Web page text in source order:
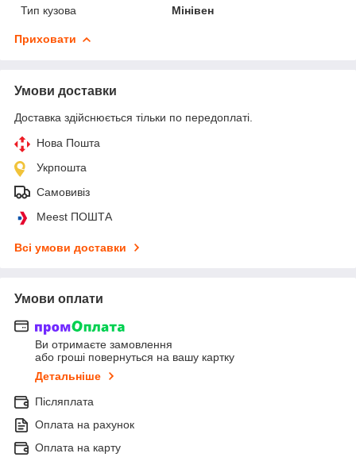
Тип кузова
Мінівен
Приховати
Умови доставки
Доставка здійснюється тільки по передоплаті.
Нова Пошта
Укрпошта
Самовивіз
Meest ПОШТА
Всі умови доставки
Умови оплати
Ви отримаєте замовлення
або гроші повернуться на вашу картку
Детальніше
Післяплата
Оплата на рахунок
Оплата на карту